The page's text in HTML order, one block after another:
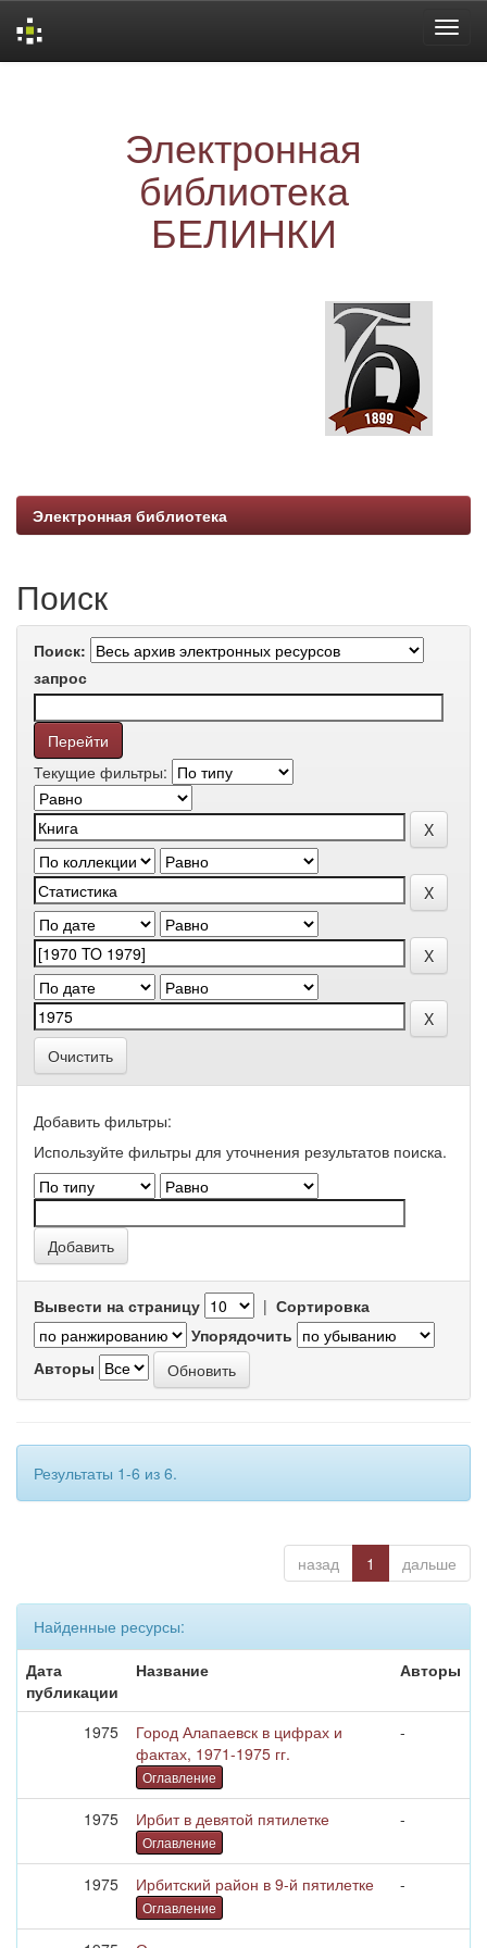
Электронная
библиотека
БЕЛИНКИ
Электронная библиотека
Поиск
Поиск:
запрос
Текущие фильтры:
Очистить
Добавить фильтры:
Используйте фильтры для уточнения результатов поиска.
Вывести на страницу | Сортировка
Упорядочить
Авторы
Результаты 1-6 из 6.
назад 1 дальше
Найденные ресурсы:
Дата
публикации
Название Авторы
1975
Город Алапаевск в цифрах и
фактах, 1971-1975 гг.
Оглавление
-
1975 Ирбит в девятой пятилетке
Оглавление
-
1975 Ирбитский район в 9-й пятилетке
Оглавление
-